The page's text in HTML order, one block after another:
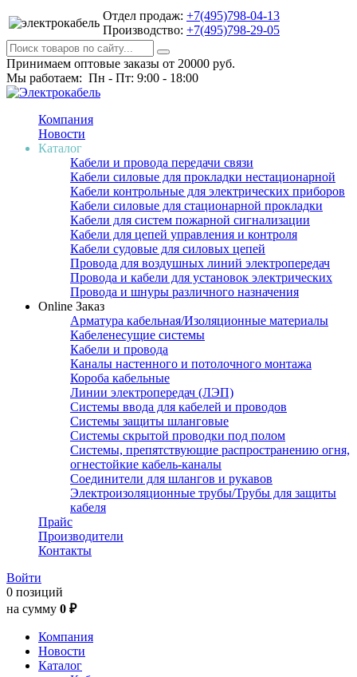
Отдел продаж: +7(495)798-04-13
Производство: +7(495)798-29-05
Принимаем оптовые заказы от 20000 руб.
Мы работаем: Пн - Пт: 9:00 - 18:00
Компания
Новости
Каталог
Кабели и провода передачи связи
Кабели силовые для прокладки нестационарной
Кабели контрольные для электрических приборов
Кабели силовые для стационарной прокладки
Кабели для систем пожарной сигнализации
Кабели для цепей управления и контроля
Кабели судовые для силовых цепей
Провода для воздушных линий электропередач
Провода и кабели для установок электрических
Провода и шнуры различного назначения
Online Заказ
Арматура кабельная/Изоляционные материалы
Кабеленесущие системы
Кабели и провода
Каналы настенного и потолочного монтажа
Короба кабельные
Линии электропередач (ЛЭП)
Системы ввода для кабелей и проводов
Системы защиты шланговые
Системы скрытой проводки под полом
Системы, препятствующие распространению огня,
огнестойкие кабель-каналы
Соединители для шлангов и рукавов
Электроизоляционные трубы/Трубы для защиты
кабеля
Прайс
Производители
Контакты
Войти
0 позиций
на сумму 0 ₽
Компания
Новости
Каталог